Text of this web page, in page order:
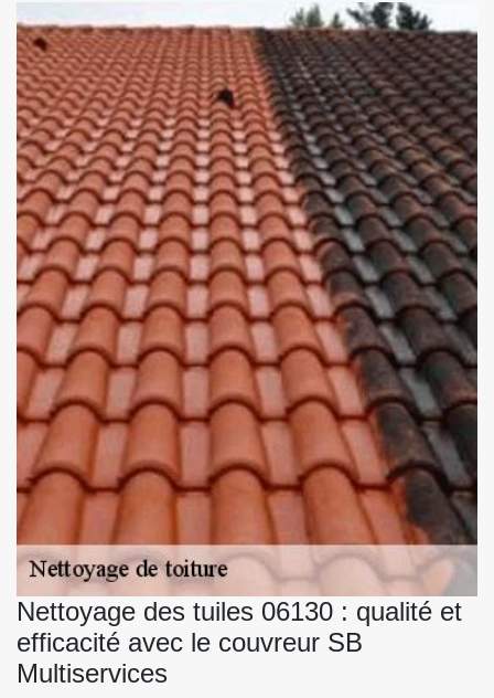
Nettoyage des tuiles 06130 : qualité et
efficacité avec le couvreur SB
Multiservices